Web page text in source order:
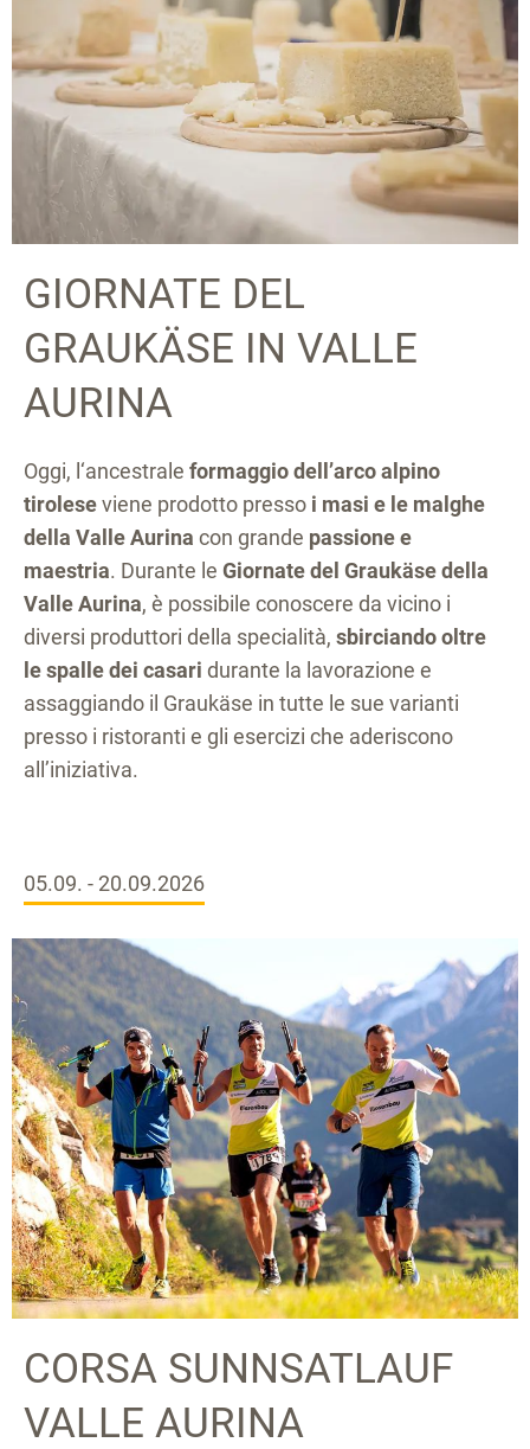
GIORNATE DEL
GRAUKÄSE IN VALLE
AURINA
Oggi, l‘ancestrale formaggio dell’arco alpino
tiroleseviene prodotto presso i masi e le malghe
della Valle Aurina con grande passione e
maestria. Durante le Giornate del Graukäse della
Valle Aurina, è possibile conoscere da vicino i
diversi produttori della specialità, sbirciando oltre
le spalle dei casari durante la lavorazione e
assaggiando il Graukäse in tutte le sue varianti
presso i ristoranti e gli esercizi che aderiscono
all’iniziativa.
05.09. - 20.09.2026
CORSA SUNNSATLAUF
VALLE AURINA